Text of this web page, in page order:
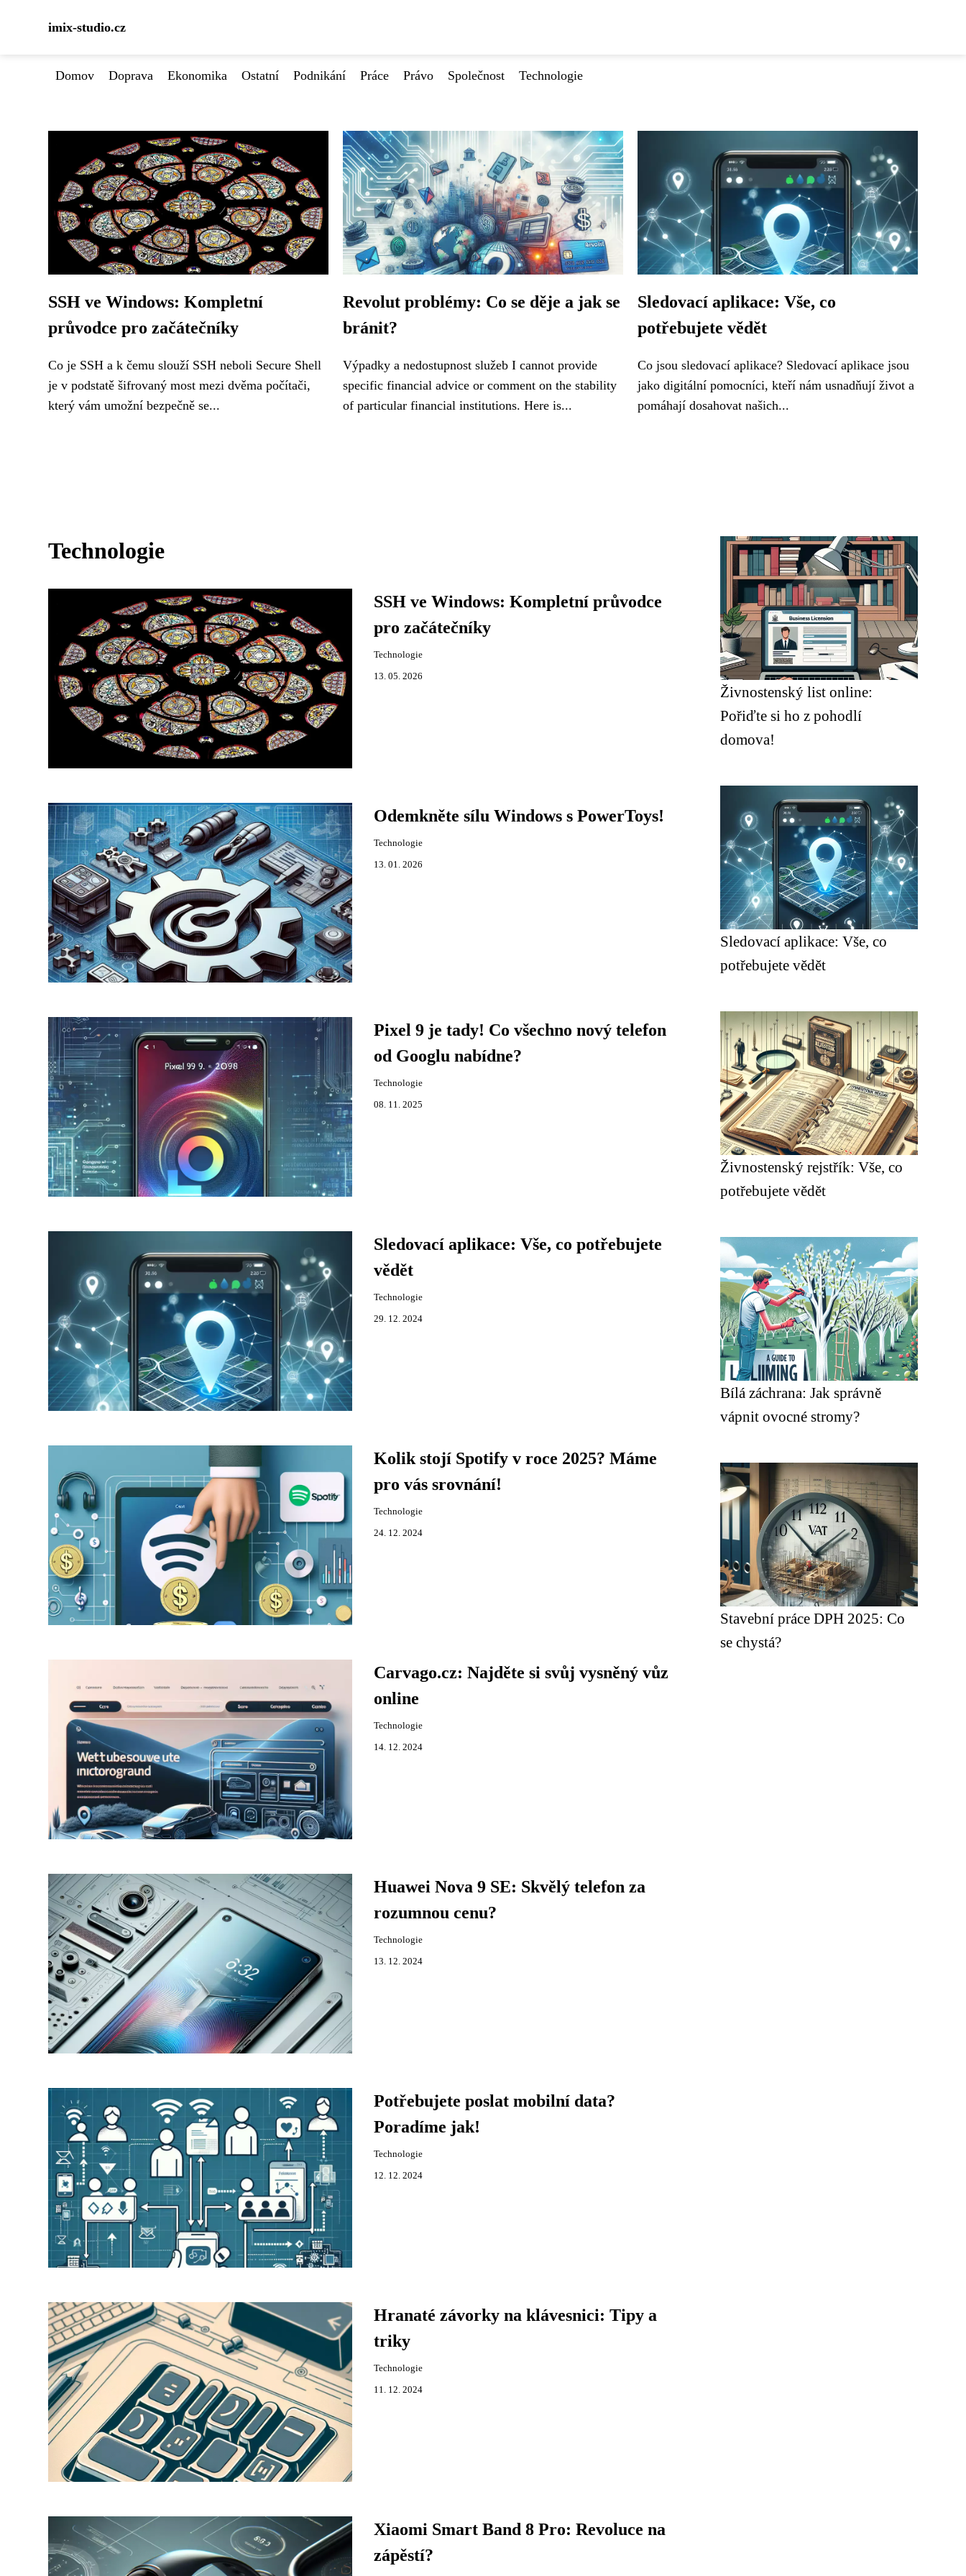
imix-studio.cz
Domov Doprava Ekonomika Ostatní Podnikání Práce Právo Společnost Technologie
SSH ve Windows: Kompletní
průvodce pro začátečníky
Co je SSH a k čemu slouží SSH neboli Secure Shell
je v podstatě šifrovaný most mezi dvěma počítači,
který vám umožní bezpečně se...
Revolut problémy: Co se děje a jak se
bránit?
Výpadky a nedostupnost služeb I cannot provide
specific financial advice or comment on the stability
of particular financial institutions. Here is...
Sledovací aplikace: Vše, co
potřebujete vědět
Co jsou sledovací aplikace? Sledovací aplikace jsou
jako digitální pomocníci, kteří nám usnadňují život a
pomáhají dosahovat našich...
Technologie
SSH ve Windows: Kompletní průvodce
pro začátečníky
Technologie
13. 05. 2026
Odemkněte sílu Windows s PowerToys!
Technologie
13. 01. 2026
Pixel 9 je tady! Co všechno nový telefon
od Googlu nabídne?
Technologie
08. 11. 2025
Sledovací aplikace: Vše, co potřebujete
vědět
Technologie
29. 12. 2024
Kolik stojí Spotify v roce 2025? Máme
pro vás srovnání!
Technologie
24. 12. 2024
Carvago.cz: Najděte si svůj vysněný vůz
online
Technologie
14. 12. 2024
Huawei Nova 9 SE: Skvělý telefon za
rozumnou cenu?
Technologie
13. 12. 2024
Potřebujete poslat mobilní data?
Poradíme jak!
Technologie
12. 12. 2024
Hranaté závorky na klávesnici: Tipy a
triky
Technologie
11. 12. 2024
Xiaomi Smart Band 8 Pro: Revoluce na
zápěstí?
Živnostenský list online:
Pořiďte si ho z pohodlí
domova!
Sledovací aplikace: Vše, co
potřebujete vědět
Živnostenský rejstřík: Vše, co
potřebujete vědět
Bílá záchrana: Jak správně
vápnit ovocné stromy?
Stavební práce DPH 2025: Co
se chystá?